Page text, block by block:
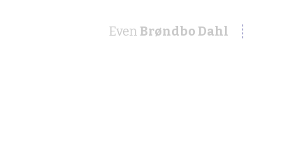
EvenBrøndbo Dahl